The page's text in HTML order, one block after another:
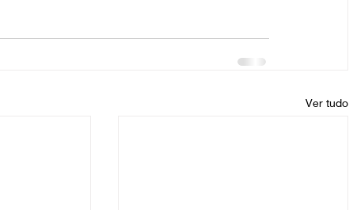
Ver tudo